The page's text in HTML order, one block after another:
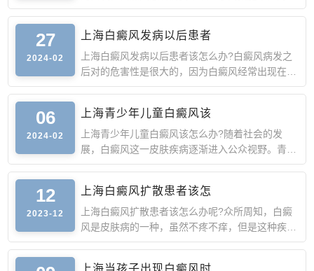
一皮肤问题，帮助
27
2024-02
上海白癜风发病以后患者
上海白癜风发病以后患者该怎么办?白癜风病发之
后对的危害性是很大的，因为白癜风经常出现在病
人身体的隐蔽部位
06
2024-02
上海青少年儿童白癜风该
上海青少年儿童白癜风该怎么办?随着社会的发
展，白癜风这一皮肤疾病逐渐进入公众视野。青少
年儿童是白癜风的高
12
2023-12
上海白癜风扩散患者该怎
上海白癜风扩散患者该怎么办呢?众所周知，白癜
风是皮肤病的一种，虽然不疼不痒，但是这种疾病
很容易扩散，带来
上海当孩子出现白癜风时